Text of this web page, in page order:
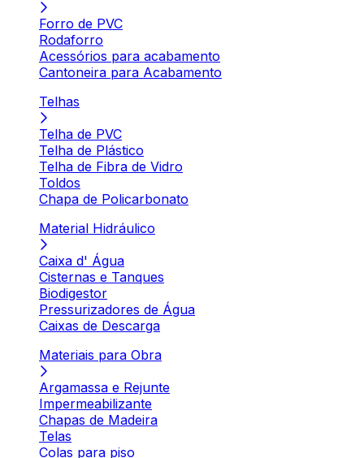
Forro de PVC
Rodaforro
Acessórios para acabamento
Cantoneira para Acabamento
Telhas
Telha de PVC
Telha de Plástico
Telha de Fibra de Vidro
Toldos
Chapa de Policarbonato
Material Hidráulico
Caixa d' Água
Cisternas e Tanques
Biodigestor
Pressurizadores de Água
Caixas de Descarga
Materiais para Obra
Argamassa e Rejunte
Impermeabilizante
Chapas de Madeira
Telas
Colas para piso